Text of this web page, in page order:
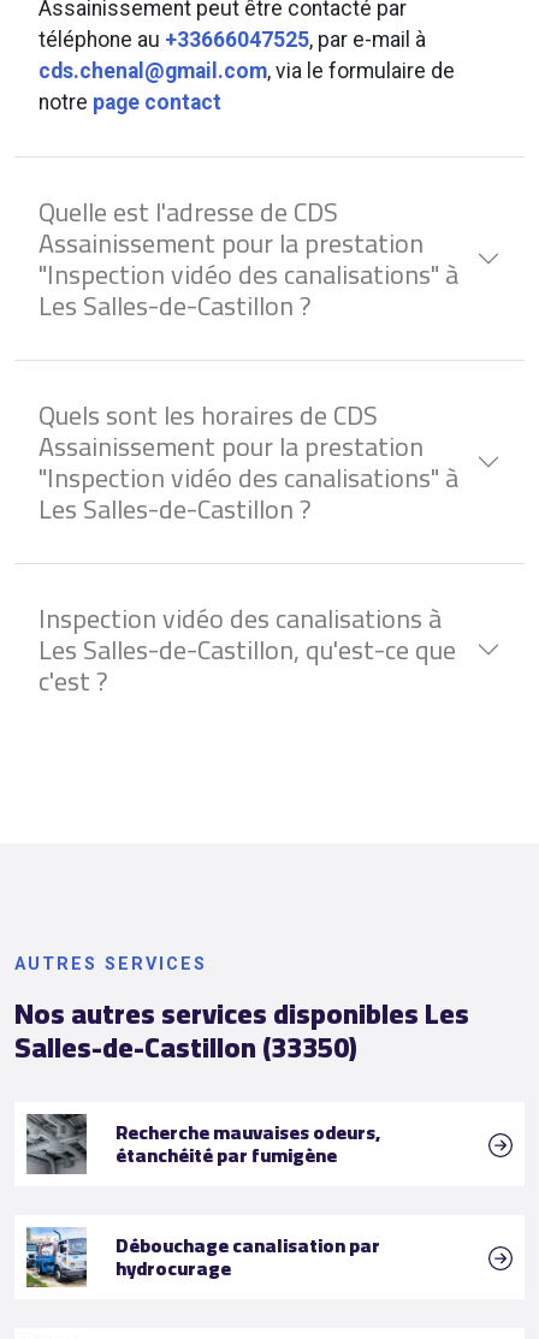
Assainissement peut être contacté par
téléphone au +33666047525, par e-mail à
cds.chenal@gmail.com, via le formulaire de
notre page contact
Quelle est l'adresse de CDS
Assainissement pour la prestation
"Inspection vidéo des canalisations" à
Les Salles-de-Castillon ?
Quels sont les horaires de CDS
Assainissement pour la prestation
"Inspection vidéo des canalisations" à
Les Salles-de-Castillon ?
Inspection vidéo des canalisations à
Les Salles-de-Castillon, qu'est-ce que
c'est ?
AUTRES SERVICES
Nos autres services disponibles Les
Salles-de-Castillon (33350)
Recherche mauvaises odeurs,
étanchéité par fumigène
Débouchage canalisation par
hydrocurage